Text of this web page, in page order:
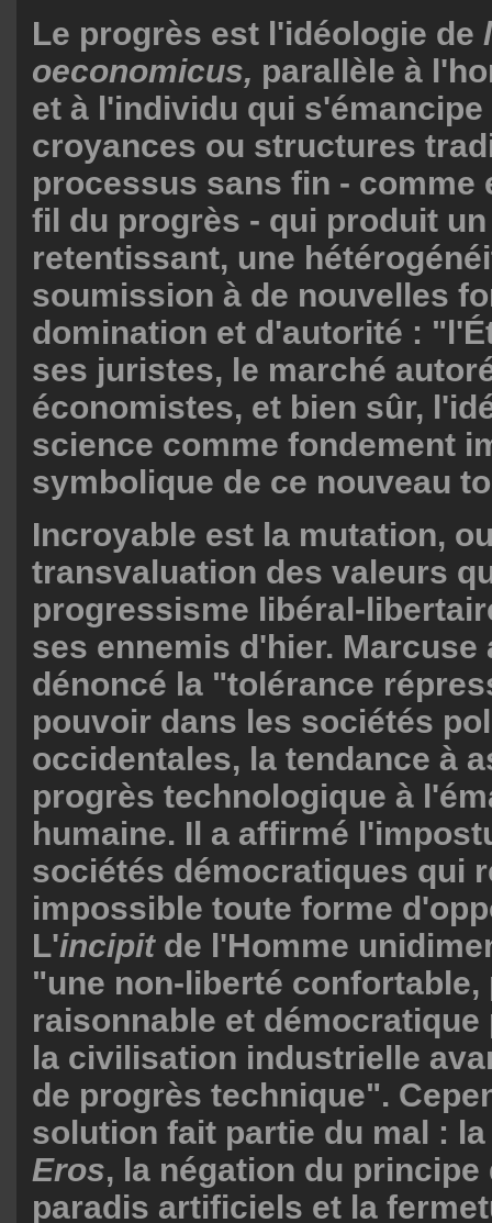
Le progrès est l'idéologie de
oeconomicus, parallèle à
et à l'individu qui
croyances ou structures
processus sans fin - comme
fil du progrès - qui produit
retentissant, une
soumission à de nouvelles
domination et d'autorité :
ses juristes, le marché
économistes, et bien sûr,
science comme fondement
symbolique de ce nouveau
Incroyable est la mutation,
transvaluation des valeurs
progressisme libéral-
ses ennemis d'hier. Marcuse
dénoncé la "tolérance
pouvoir dans les sociétés
occidentales, la tendance à
progrès technologique à
humaine. Il a affirmé
sociétés démocratiques qui
impossible toute forme
L'incipit de l'Homme
"une non-liberté confortable,
raisonnable et démocratique
la civilisation industrielle
de progrès technique".
solution fait partie du mal :
Eros, la négation du
paradis artificiels et la